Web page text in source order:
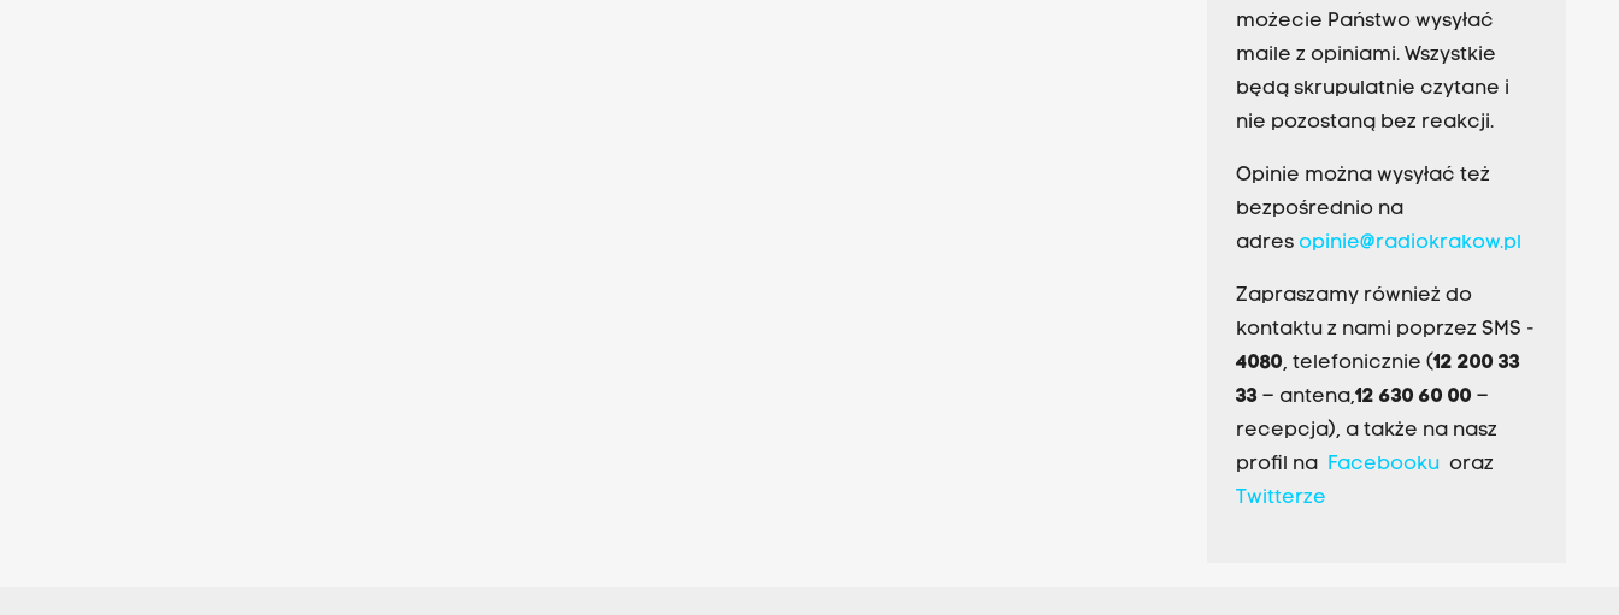
możecie Państwo wysyłać
maile z opiniami. Wszystkie
będą skrupulatnie czytane i
nie pozostaną bez reakcji.
Opinie można wysyłać też
bezpośrednio na
adres opinie@radiokrakow.pl
Zapraszamy również do
kontaktu z nami poprzez SMS -
4080, telefonicznie (12 200 33
33– antena,12 630 60 00 –
recepcja), a także na nasz
profil na Facebookuoraz
Twitterze